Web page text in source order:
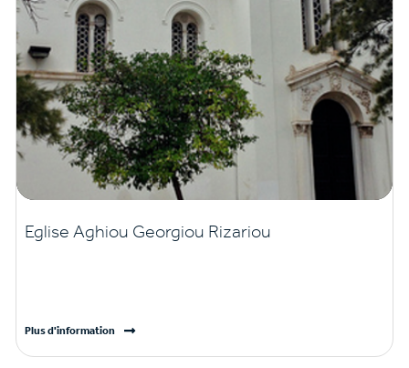
Eglise Aghiou Georgiou Rizariou
Plus d'information